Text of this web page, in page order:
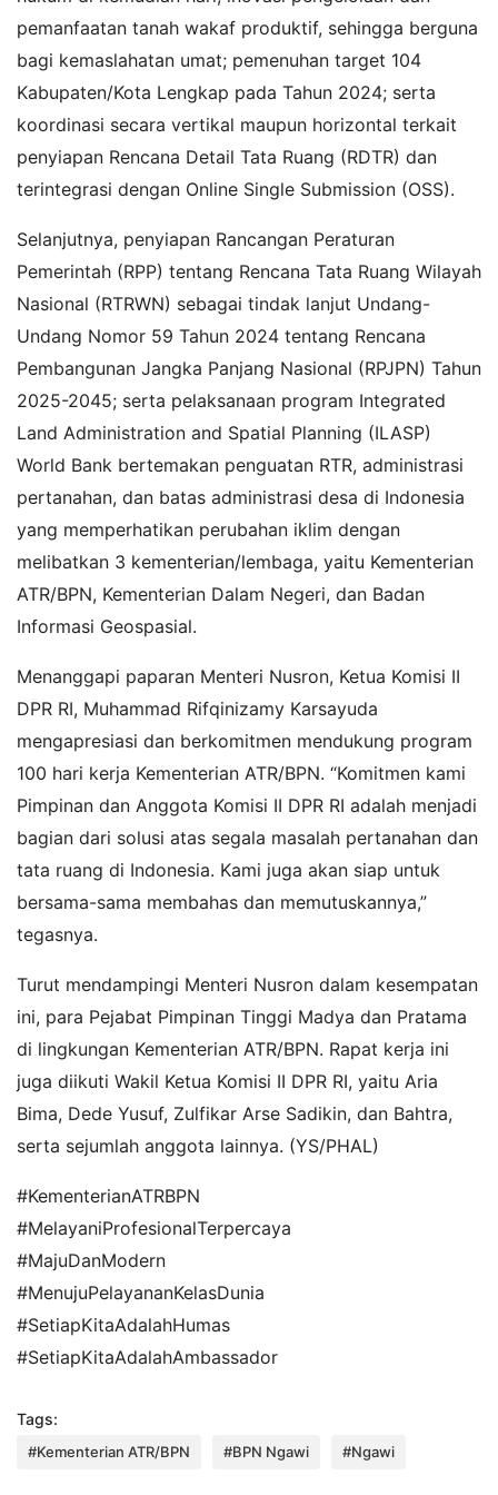
pemanfaatan tanah wakaf produktif, sehingga berguna
bagi kemaslahatan umat; pemenuhan target 104
Kabupaten/Kota Lengkap pada Tahun 2024; serta
koordinasi secara vertikal maupun horizontal terkait
penyiapan Rencana Detail Tata Ruang (RDTR) dan
terintegrasi dengan Online Single Submission (OSS).
Selanjutnya, penyiapan Rancangan Peraturan
Pemerintah (RPP) tentang Rencana Tata Ruang Wilayah
Nasional (RTRWN) sebagai tindak lanjut Undang-
Undang Nomor 59 Tahun 2024 tentang Rencana
Pembangunan Jangka Panjang Nasional (RPJPN) Tahun
2025-2045; serta pelaksanaan program Integrated
Land Administration and Spatial Planning (ILASP)
World Bank bertemakan penguatan RTR, administrasi
pertanahan, dan batas administrasi desa di Indonesia
yang memperhatikan perubahan iklim dengan
melibatkan 3 kementerian/lembaga, yaitu Kementerian
ATR/BPN, Kementerian Dalam Negeri, dan Badan
Informasi Geospasial.
Menanggapi paparan Menteri Nusron, Ketua Komisi II
DPR RI, Muhammad Rifqinizamy Karsayuda
mengapresiasi dan berkomitmen mendukung program
100 hari kerja Kementerian ATR/BPN. “Komitmen kami
Pimpinan dan Anggota Komisi II DPR RI adalah menjadi
bagian dari solusi atas segala masalah pertanahan dan
tata ruang di Indonesia. Kami juga akan siap untuk
bersama-sama membahas dan memutuskannya,”
tegasnya.
Turut mendampingi Menteri Nusron dalam kesempatan
ini, para Pejabat Pimpinan Tinggi Madya dan Pratama
di lingkungan Kementerian ATR/BPN. Rapat kerja ini
juga diikuti Wakil Ketua Komisi II DPR RI, yaitu Aria
Bima, Dede Yusuf, Zulfikar Arse Sadikin, dan Bahtra,
serta sejumlah anggota lainnya. (YS/PHAL)
#KementerianATRBPN
#MelayaniProfesionalTerpercaya
#MajuDanModern
#MenujuPelayananKelasDunia
#SetiapKitaAdalahHumas
#SetiapKitaAdalahAmbassador
Tags:
#Kementerian ATR/BPN #BPN Ngawi #Ngawi